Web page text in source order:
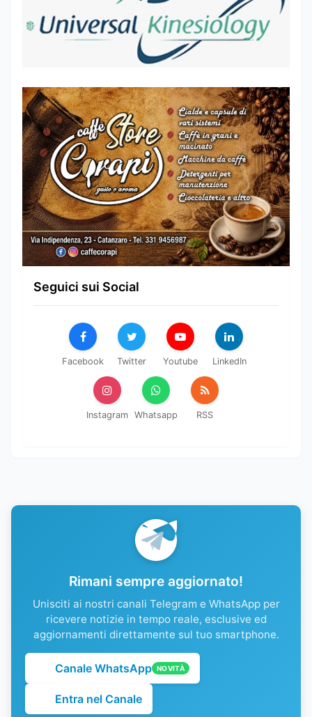
Seguici sui Social
Facebook Twitter Youtube LinkedIn
Instagram Whatsapp RSS
Rimani sempre aggiornato!
Unisciti ai nostri canali Telegram e WhatsApp per
ricevere notizie in tempo reale, esclusive ed
aggiornamenti direttamente sul tuo smartphone.
Canale WhatsApp NOVITÀ
Entra nel Canale